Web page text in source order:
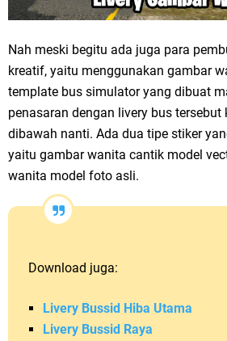
Nah meski begitu ada juga para
kreatif, yaitu menggunakan gambar
template bus simulator yang dibuat
penasaran dengan livery bus
dibawah nanti. Ada dua tipe stiker
yaitu gambar wanita cantik model
wanita model foto asli.
Download juga:
Livery Bussid Hiba Utama
Livery Bussid Raya